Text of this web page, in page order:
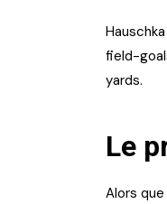
field-
yards.
Le
Alors